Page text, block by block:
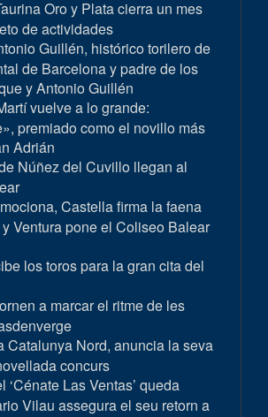
Oro y Plata cierra un mes
de actividades
Guillén, histórico torilero de
de Barcelona y padre de los
y Antonio Guillén
vuelve a lo grande:
premiado como el novillo más
Adrián
Núñez del Cuvillo llegan al
Castella firma la faena
Ventura pone el Coliseo Balear
los toros para la gran cita del
a marcar el ritme de les
Catalunya Nord, anuncia la seva
concurs
‘Cénate Las Ventas’ queda
Vilau assegura el seu retorn a